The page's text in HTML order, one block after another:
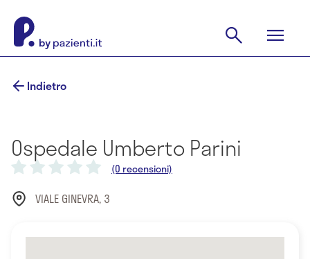
Indietro
Ospedale Umberto Parini
(0 recensioni)
VIALE GINEVRA, 3